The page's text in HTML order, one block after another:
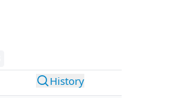
History